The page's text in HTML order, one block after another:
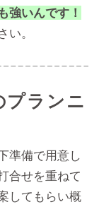
強いんです！
い。
プランニ
準備で用意し
合せを重ねて
してもらい概